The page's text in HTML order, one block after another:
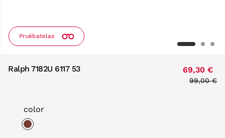
Pruébatelas
Ralph 7182U 6117 53 69,30 €
Price
99,00 €
color